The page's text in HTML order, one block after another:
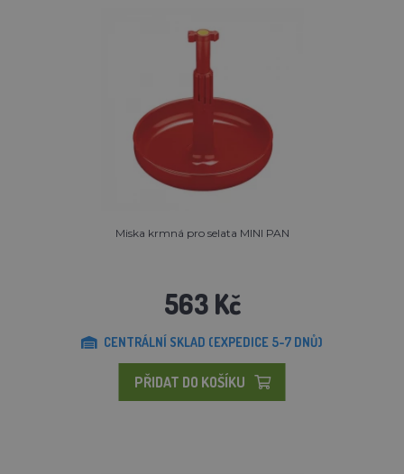
Miska krmná pro selata MINI PAN
563 Kč
CENTRÁLNÍ SKLAD (EXPEDICE 5-7 DNŮ)
PŘIDAT DO KOŠÍKU